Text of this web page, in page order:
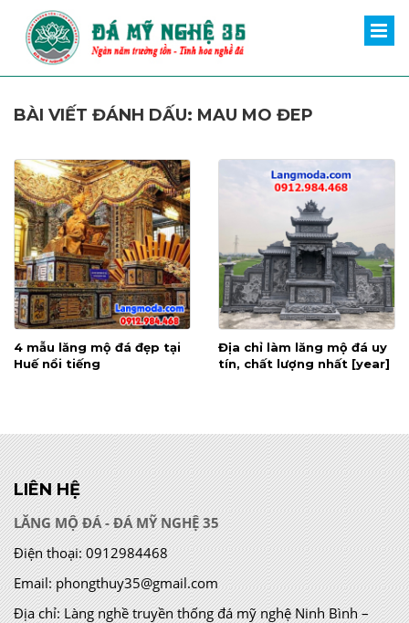
BÀI VIẾT ĐÁNH DẤU: MAU MO ĐEP
4 mẫu lăng mộ đá đẹp tại
Huế nổi tiếng
Địa chỉ làm lăng mộ đá uy
tín, chất lượng nhất [year]
LIÊN HỆ
LĂNG MỘ ĐÁ - ĐÁ MỸ NGHỆ 35
Điện thoại: 0912984468
Email: phongthuy35@gmail.com
Địa chỉ:Làng nghề truyền thống đá mỹ nghệ Ninh Bình –